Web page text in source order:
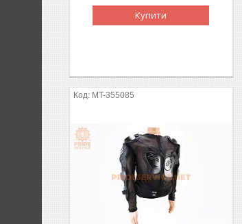
Купити
MT-355085